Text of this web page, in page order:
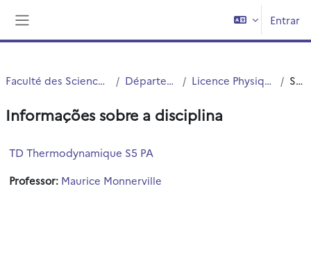
Entrar
Faculté des Sciences et Technologies (FST) Département Physique Licence Physique Appliquée (S5.S6) Sumário
Informações sobre a disciplina
TD Thermodynamique S5 PA
Professor: Maurice Monnerville